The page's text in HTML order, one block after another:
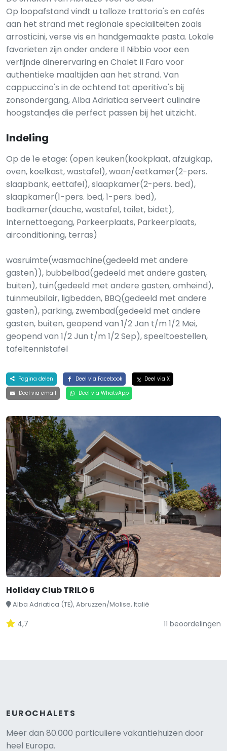
Op loopafstand vindt u talloze trattoria's en cafés
aan het strand met regionale specialiteiten zoals
arrosticini, verse vis en handgemaakte pasta. Lokale
favorieten zijn onder andere Il Nibbio voor een
verfijnde dinerervaring en Chalet Il Faro voor
authentieke maaltijden aan het strand. Van
cappuccino's in de ochtend tot aperitivo's bij
zonsondergang, Alba Adriatica serveert culinaire
hoogstandjes die perfect passen bij het uitzicht.
Indeling
Op de 1e etage: (open keuken(kookplaat, afzuigkap,
oven, koelkast, wastafel), woon/eetkamer(2-pers.
slaapbank, eettafel), slaapkamer(2-pers. bed),
slaapkamer(1-pers. bed, 1-pers. bed),
badkamer(douche, wastafel, toilet, bidet),
Internettoegang, Parkeerplaats, Parkeerplaats,
airconditioning, terras)
wasruimte(wasmachine(gedeeld met andere
gasten)), bubbelbad(gedeeld met andere gasten,
buiten), tuin(gedeeld met andere gasten, omheind),
tuinmeubilair, ligbedden, BBQ(gedeeld met andere
gasten), parking, zwembad(gedeeld met andere
gasten, buiten, geopend van 1/2 Jan t/m 1/2 Mei,
geopend van 1/2 Jun t/m 1/2 Sep), speeltoestellen,
tafeltennistafel
Pagina delen Deel via Facebook
Deel via X
Deel via email
Deel via WhatsApp
Holiday Club TRILO 6
Alba Adriatica (TE), Abruzzen/Molise, Italië
4,7 11 beoordelingen
EUROCHALETS
Meer dan 80.000 particuliere vakantiehuizen door
heel Europa.